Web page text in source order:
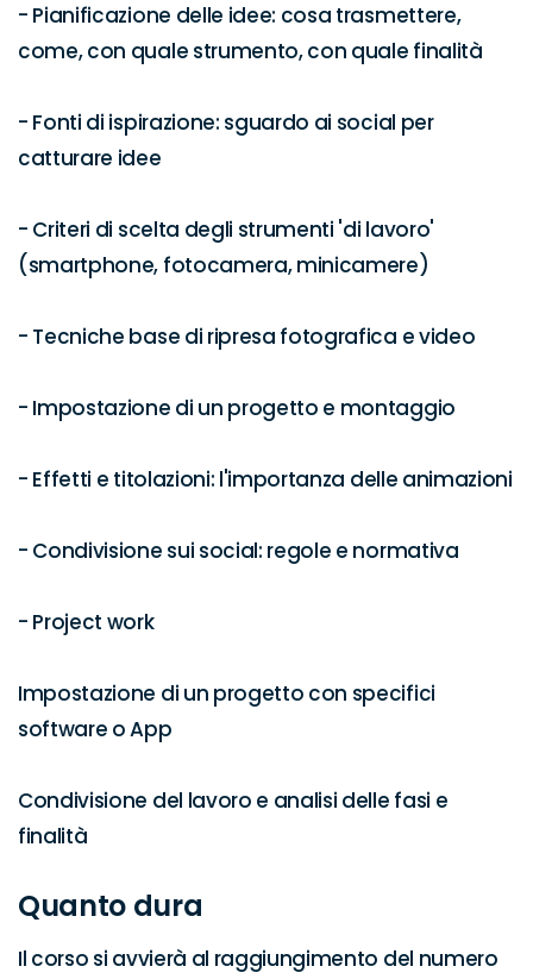
- Pianificazione delle idee: cosa trasmettere,
come, con quale strumento, con quale finalità
- Fonti di ispirazione: sguardo ai social per
catturare idee
- Criteri di scelta degli strumenti 'di lavoro'
(smartphone, fotocamera, minicamere)
- Tecniche base di ripresa fotografica e video
- Impostazione di un progetto e montaggio
- Effetti e titolazioni: l'importanza delle animazioni
- Condivisione sui social: regole e normativa
- Project work
Impostazione di un progetto con specifici
software o App
Condivisione del lavoro e analisi delle fasi e
finalità
Quanto dura
Il corso si avvierà al raggiungimento del numero